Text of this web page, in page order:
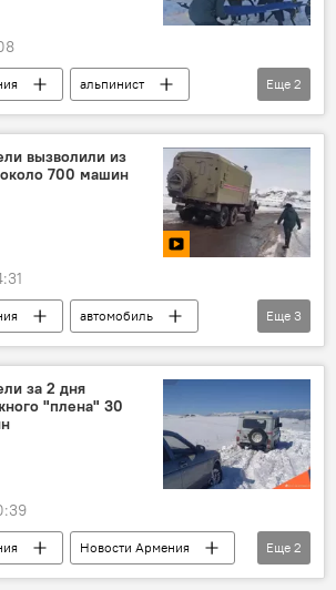
альпинист
Армения
Еще 2
вызволили из
700 машин
автомобиль
Армения
Еще 3
за 2 дня
"плена" 30
Новости Армения
Еще 2